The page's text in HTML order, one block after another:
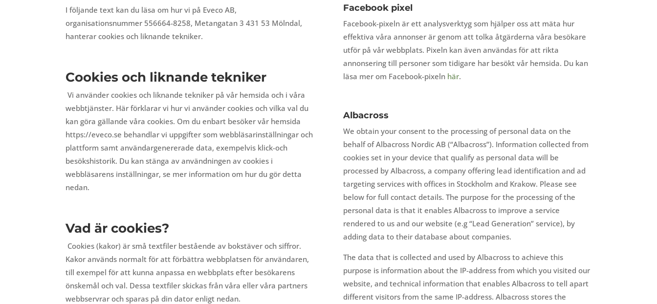
I följande text kan du läsa om hur vi på Eveco AB,
organisationsnummer 556664-8258, Metangatan 3 431 53 Mölndal,
hanterar cookies och liknande tekniker.
Cookies och liknande tekniker
Vi använder cookies och liknande tekniker på vår hemsida och i våra
webbtjänster. Här förklarar vi hur vi använder cookies och vilka val du
kan göra gällande våra cookies. Om du enbart besöker vår hemsida
https://eveco.se behandlar vi uppgifter som webbläsarinställningar och
plattform samt användargenererade data, exempelvis klick-och
besökshistorik. Du kan stänga av användningen av cookies i
webbläsarens inställningar, se mer information om hur du gör detta
nedan.
Vad är cookies?
Cookies (kakor) är små textfiler bestående av bokstäver och siffror.
Kakor används normalt för att förbättra webbplatsen för användaren,
till exempel för att kunna anpassa en webbplats efter besökarens
önskemål och val. Dessa textfiler skickas från våra eller våra partners
webbservrar och sparas på din dator enligt nedan.
Facebook pixel
Facebook-pixeln är ett analysverktyg som hjälper oss att mäta hur
effektiva våra annonser är genom att tolka åtgärderna våra besökare
utför på vår webbplats. Pixeln kan även användas för att rikta
annonsering till personer som tidigare har besökt vår hemsida. Du kan
läsa mer om Facebook-pixeln här.
Albacross
We obtain your consent to the processing of personal data on the
behalf of Albacross Nordic AB (“Albacross”). Information collected from
cookies set in your device that qualify as personal data will be
processed by Albacross, a company offering lead identification and ad
targeting services with offices in Stockholm and Krakow. Please see
below for full contact details. The purpose for the processing of the
personal data is that it enables Albacross to improve a service
rendered to us and our website (e.g “Lead Generation” service), by
adding data to their database about companies.
The data that is collected and used by Albacross to achieve this
purpose is information about the IP-address from which you visited our
website, and technical information that enables Albacross to tell apart
different visitors from the same IP-address. Albacross stores the